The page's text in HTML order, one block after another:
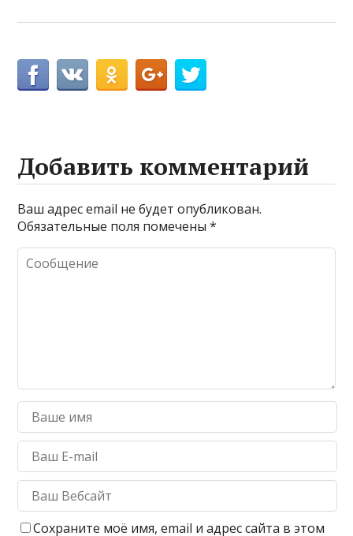
Добавить комментарий
Ваш адрес email не будет опубликован.
Обязательные поля помечены*
Сохраните моё имя, email и адрес сайта в этом